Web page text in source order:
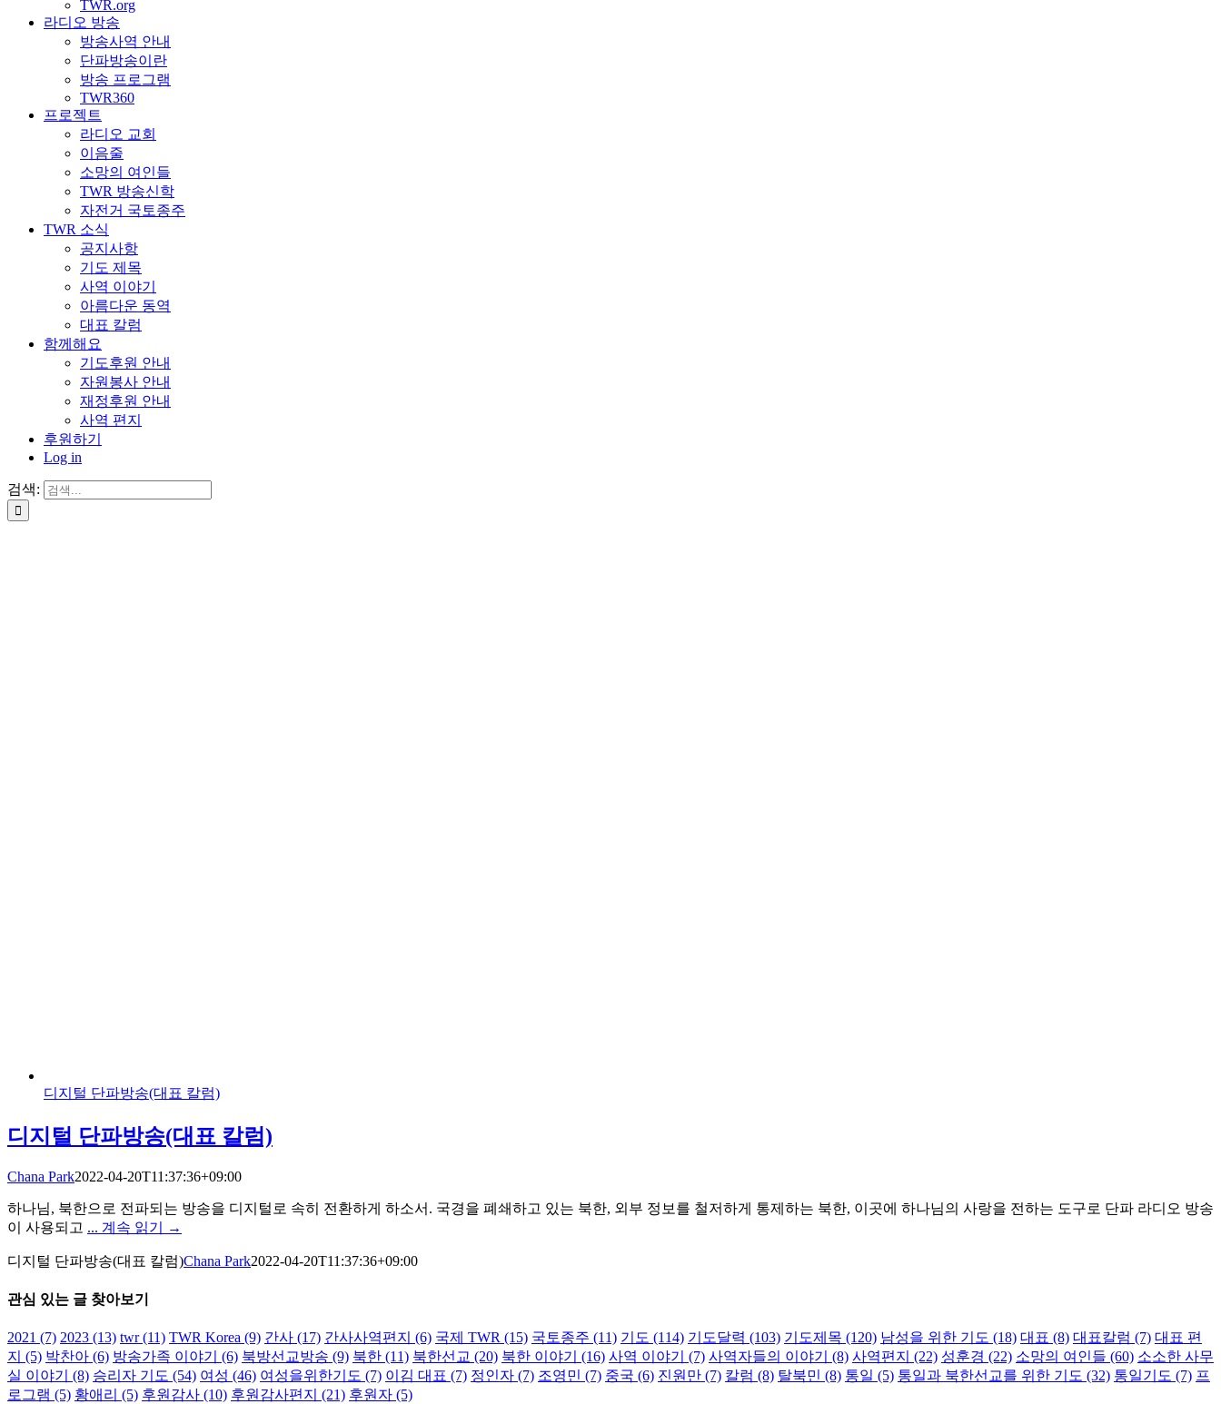
TWR.org
라디오 방송
방송사역 안내
단파방송이란
방송 프로그램
TWR360
프로젝트
라디오 교회
이음줄
소망의 여인들
TWR 방송신학
자전거 국토종주
TWR 소식
공지사항
기도 제목
사역 이야기
아름다운 동역
대표 칼럼
함께해요
기도후원 안내
자원봉사 안내
재정후원 안내
사역 편지
후원하기
Log in
검색:
디지털 단파방송(대표 칼럼)
디지털 단파방송(대표 칼럼)
Chana Park2022-04-20T11:37:36+09:00
하나님, 북한으로 전파되는 방송을 디지털로 속히 전환하게 하소서. 국경을 폐쇄하고 있는 북한, 외부 정보를 철저하게 통제하는 북한, 이곳에 하나님의 사랑을 전하는 도구로 단파 라디오 방송
이 사용되고 ... 계속 읽기 →
디지털 단파방송(대표 칼럼)Chana Park2022-04-20T11:37:36+09:00
관심 있는 글 찾아보기
2021 (7) 2023 (13) twr(11) TWR Korea (9) 간사 (17) 간사사역편지 (6) 국제 TWR (15) 국토종주 (11) 기도 (114) 기도달력 (103) 기도제목 (120) 남성을 위한 기도 (18) 대표 (8) 대표칼럼 (7) 대표 편
지 (5) 박찬아 (6) 방송가족 이야기 (6) 북방선교방송 (9) 북한 (11) 북한선교 (20) 북한 이야기 (16) 사역 이야기 (7) 사역자들의 이야기 (8) 사역편지 (22) 성훈경 (22) 소망의 여인들 (60) 소소한 사무
실 이야기
(8) 승리자 기도 (54) 여성 (46) 여성을위한기도 (7) 이김 대표 (7) 정인자 (7) 조영민 (7) 중국 (6) 진원만 (7) 칼럼 (8) 탈북민 (8) 통일 (5) 통일과 북한선교를 위한 기도 (32) 통일기도 (7) 프
로그램 (5) 황애리 (5) 후원감사 (10) 후원감사편지 (21) 후원자 (5)